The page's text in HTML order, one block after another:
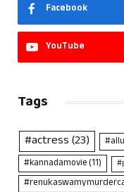
Facebook
YouTube
Tags
#actress(23)
#kannadamovie(11)